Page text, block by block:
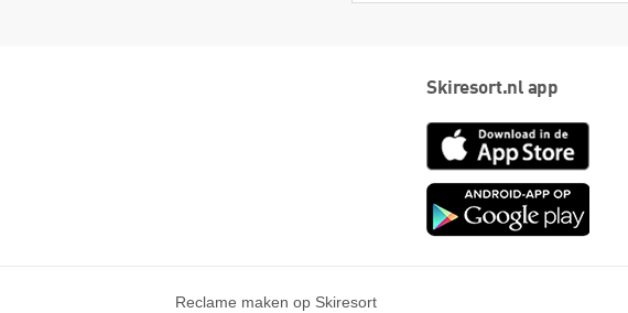
Skiresort.nl app
App
Reclame maken op Skiresort